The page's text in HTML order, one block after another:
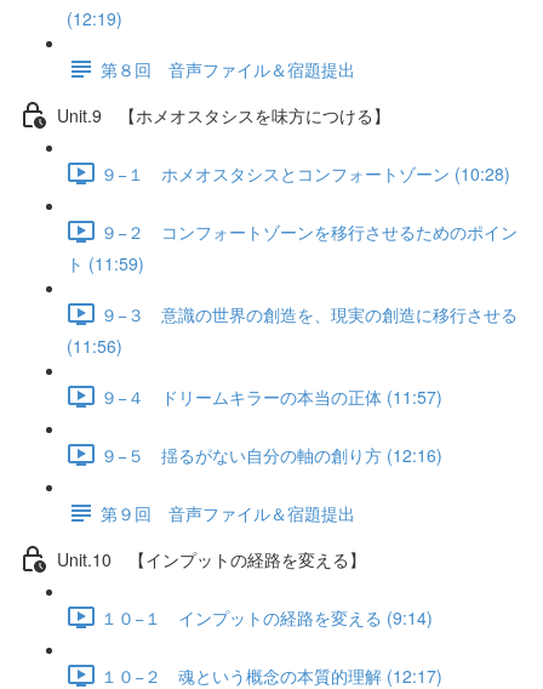
(12:19)
第８回 音声ファイル＆宿題提出
Unit.9 【ホメオスタシスを味方につける】
９−１ ホメオスタシスとコンフォートゾーン (10:28)
９−２ コンフォートゾーンを移行させるためのポイン
ト (11:59)
９−３ 意識の世界の創造を、現実の創造に移行させる
(11:56)
９−４ ドリームキラーの本当の正体 (11:57)
９−５ 揺るがない自分の軸の創り方 (12:16)
第９回 音声ファイル＆宿題提出
Unit.10 【インプットの経路を変える】
１０−１ インプットの経路を変える (9:14)
１０−２ 魂という概念の本質的理解 (12:17)